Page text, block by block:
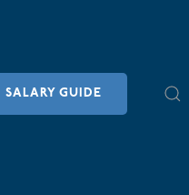
SALARY GUIDE